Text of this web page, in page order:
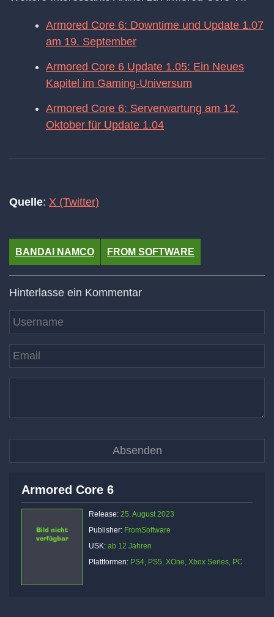
Armored Core 6: Downtime und Update 1.07
am 19. September
Armored Core 6 Update 1.05: Ein Neues
Kapitel im Gaming-Universum
Armored Core 6: Serverwartung am 12.
Oktober für Update 1.04
Quelle: X (Twitter)
BANDAI NAMCO FROM SOFTWARE
Hinterlasse ein Kommentar
Armored Core 6
Release: 25. August 2023
Publisher: FromSoftware
USK: ab 12 Jahren
Plattformen: PS4, PS5, XOne, Xbox Series, PC